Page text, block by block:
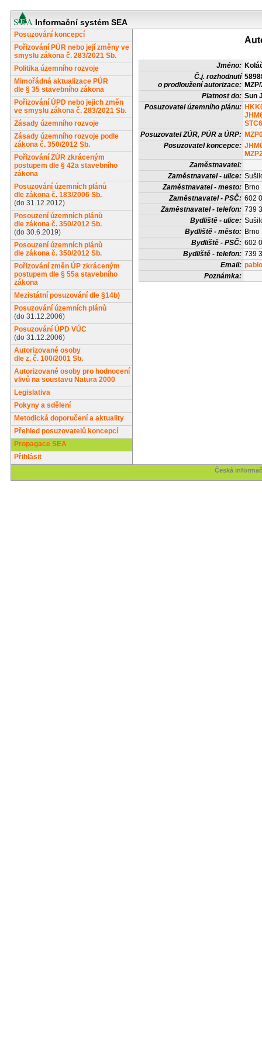
Informační systém SEA
Posuzování koncepcí
Pořizování PÚR nebo její změny ve
smyslu zákona č. 283/2021 Sb.
Politika územního rozvoje
Mimořádná aktualizace PÚR
dle § 35 stavebního zákona
Pořizování ÚPD nebo jejich změn
ve smyslu zákona č. 283/2021 Sb.
Zásady územního rozvoje
Zásady územního rozvoje podle
zákona č. 350/2012 Sb.
Pořizování ZÚR zkráceným
postupem dle § 42a stavebního
zákona
Posuzování územních plánů
dle zákona č. 183/2006 Sb.
(do 31.12.2012)
Posouzení územních plánů
dle zákona č. 350/2012 Sb.
(do 30.6.2019)
Posouzení územních plánů
dle zákona č. 350/2012 Sb.
Pořizování změn ÚP zkráceným
postupem dle § 55a stavebního
zákona
Mezistátní posuzování dle §14b)
Posuzování územních plánů
(do 31.12.2006)
Posuzování ÚPD VÚC
(do 31.12.2006)
Autorizované osoby
dle z. č. 100/2001 Sb.
Autorizované osoby pro hodnocení
vlivů na soustavu Natura 2000
Legislativa
Pokyny a sdělení
Metodická doporučení a aktuality
Přehled posuzovatelů koncepcí
Propagace SEA
Přihlásit
Jméno:
Č.j. rozhodnutí
o prodloužení autorizace:
Platnost do: Sun
Posuzovatel územního plánu:
Posuzovatel ZÚR, PÚR a ÚRP:
Posuzovatel koncepce:
Zaměstnavatel:
Zaměstnavatel - ulice:
Zaměstnavatel - mesto: Brno
Zaměstnavatel - PSČ: 602
Zaměstnavatel - telefon: 739
Bydliště - ulice:
Bydliště - město: Brno
Bydliště - PSČ: 602
Bydliště - telefon: 739
Email:
Poznámka:
Česká